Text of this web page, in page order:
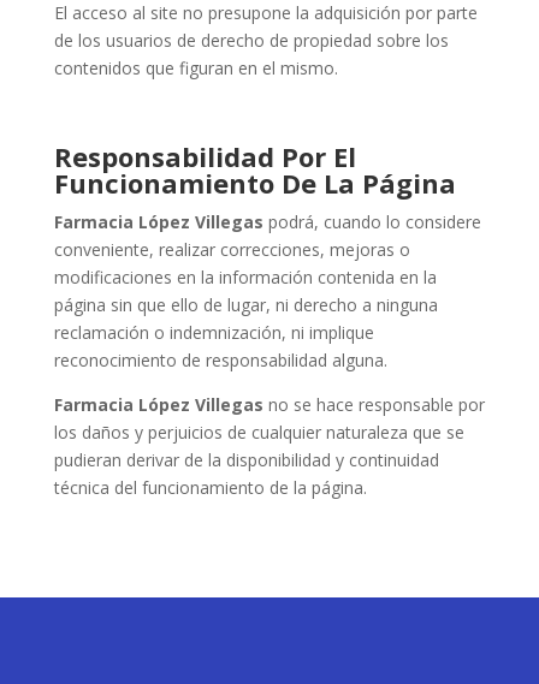
El acceso al site no presupone la adquisición por parte
de los usuarios de derecho de propiedad sobre los
contenidos que figuran en el mismo.
Responsabilidad Por El
Funcionamiento De La Página
Farmacia López Villegas podrá, cuando lo considere
conveniente, realizar correcciones, mejoras o
modificaciones en la información contenida en la
página sin que ello de lugar, ni derecho a ninguna
reclamación o indemnización, ni implique
reconocimiento de responsabilidad alguna.
Farmacia López Villegas no se hace responsable por
los daños y perjuicios de cualquier naturaleza que se
pudieran derivar de la disponibilidad y continuidad
técnica del funcionamiento de la página.